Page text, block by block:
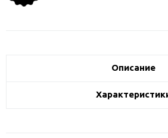
Описание